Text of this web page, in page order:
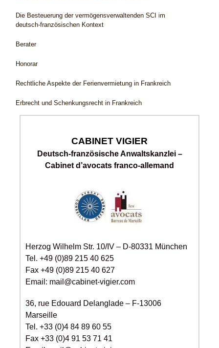
Die Besteuerung der vermögensverwaltenden SCI im
deutsch-französischen Kontext
Berater
Honorar
Rechtliche Aspekte der Ferienvermietung in Frankreich
Erbrecht und Schenkungsrecht in Frankreich
CABINET VIGIER
Deutsch-französische Anwaltskanzlei –
Cabinet d’avocats franco-allemand
Herzog Wilhelm Str. 10/IV – D-80331 München
Tel. +49 (0)89 215 40 625
Fax +49 (0)89 215 40 627
Email: mail@cabinet-vigier.com
36, rue Edouard Delanglade – F-13006
Marseille
Tel. +33 (0)4 84 89 60 55
Fax +33 (0)4 91 53 71 41